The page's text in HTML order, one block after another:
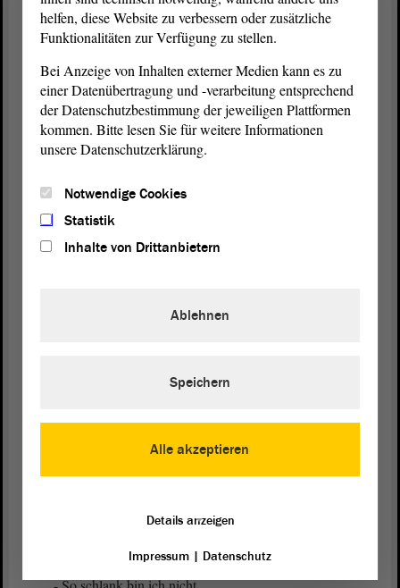
So weit sind wir aber noch nicht. Das heißt, wenn
wir eine solche Regelung übernehmen, dann
müssen wir gucken, ob wir sie vielleicht mit einem
Zeitablauf versehen oder ob wir sie den nächsten
Landtagen anempfehlen.
Dann komme ich zu der Frage der regelhaften
lehnen wir ab. Ich sage Ihnen auch, warum. Wenn
Sie ein Wasserrückhaltesystem bauen, also eine
Zisterne, dann sind Sie mit ungefähr 10 000 €
heißt, die Kosten kommen auf jeden Fall obendrauf,
- Ja.
(Kathrin Tarricone, FDP: Also nicht: „ich will
helfen, diese Website zu verbessern oder zusätzliche
Funktionalitäten zur Verfügung zu stellen.
Bei Anzeige von Inhalten externer Medien kann es zu
einer Datenübertragung und -verarbeitung entsprechend
der Datenschutzbestimmung der jeweiligen Plattformen
kommen. Bitte lesen Sie für weitere Informationen
unsere Datenschutzerklärung.
Notwendige Cookies
Statistik
Inhalte von Drittanbietern
Alle akzeptieren
Ablehnen
Speichern
Details anzeigen
Impressum| Datenschutz